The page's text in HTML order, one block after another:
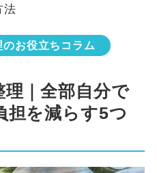
法
のお役立ちコラム
｜全部自分で
担を減らす5つ